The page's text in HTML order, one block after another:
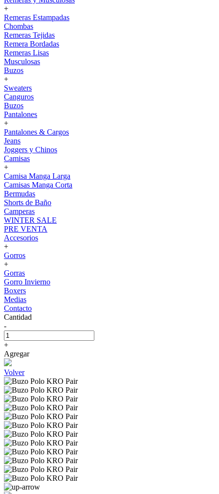
+
Remeras Estampadas
Chombas
Remeras Tejidas
Remera Bordadas
Remeras Lisas
Musculosas
Buzos
+
Sweaters
Canguros
Buzos
Pantalones
+
Pantalones & Cargos
Jeans
Joggers y Chinos
Camisas
+
Camisa Manga Larga
Camisas Manga Corta
Bermudas
Shorts de Baño
Camperas
WINTER SALE
PRE VENTA
Accesorios
+
Gorros
+
Gorras
Gorro Invierno
Boxers
Medias
Contacto
Cantidad
-
+
Agregar
Volver